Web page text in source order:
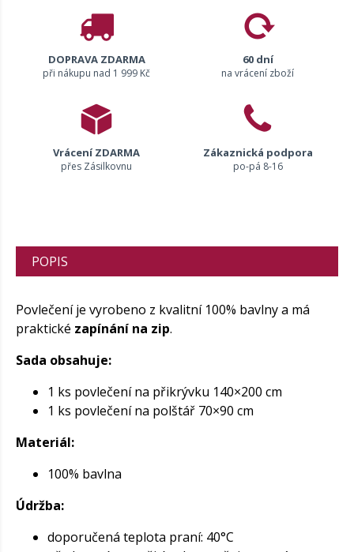
DOPRAVA ZDARMA
při nákupu nad 1 999 Kč
60 dní
na vrácení zboží
Vrácení ZDARMA
přes Zásilkovnu
Zákaznická podpora
po-pá 8-16
POPIS
Povlečení je vyrobeno z kvalitní 100% bavlny a má
praktické zapínání na zip.
Sada obsahuje:
1 ks povlečení na přikrývku 140×200 cm
1 ks povlečení na polštář 70×90 cm
Materiál:
100% bavlna
Údržba:
doporučená teplota praní: 40°C